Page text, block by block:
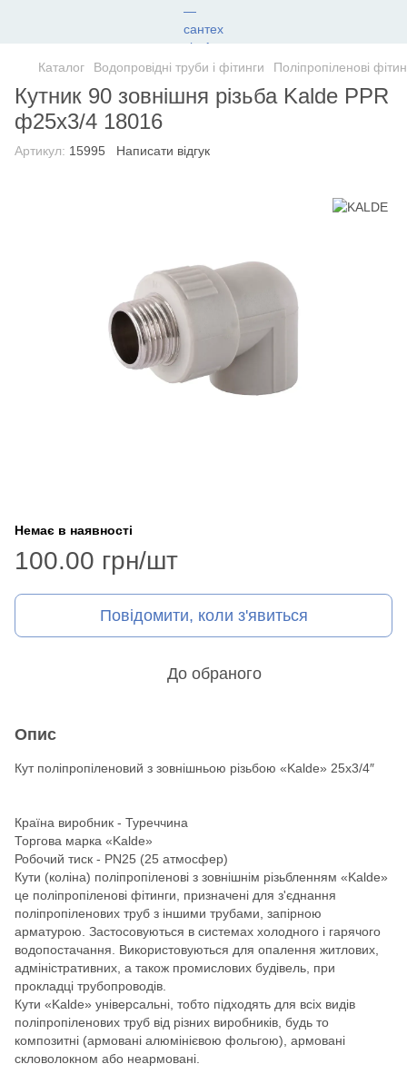
Каталог Водопровідні труби і фітинги Поліпропіленові
Кутник 90 зовнішня різьба Kalde PPR
ф25х3/4 18016
Артикул: 15995 Написати відгук
Немає в наявності
100.00 грн/шт
Повідомити, коли з'явиться
До обраного
Опис
Кут поліпропіленовий з зовнішньою різьбою «Kalde» 25х3/4″
Країна виробник - Туреччина
Торгова марка «Kalde»
Робочий тиск - PN25 (25 атмосфер)
Кути (коліна) поліпропіленові з зовнішнім різьбленням «Kalde»
це поліпропіленові фітинги, призначені для з'єднання
поліпропіленових труб з іншими трубами, запірною
арматурою. Застосовуються в системах холодного і гарячого
водопостачання. Використовуються для опалення житлових,
адміністративних, а також промислових будівель, при
прокладці трубопроводів.
Кути «Kalde» універсальні, тобто підходять для всіх видів
поліпропіленових труб від різних виробників, будь то
композитні (армовані алюмінієвою фольгою), армовані
скловолокном або неармовані.